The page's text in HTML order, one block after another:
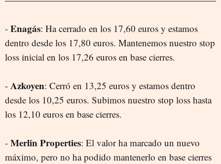
- Enagás: Ha cerrado en los 17,60 euros y estamos
dentro desde los 17,80 euros. Mantenemos nuestro stop
loss inicial en los 17,26 euros en base cierres.
- Azkoyen: Cerró en 13,25 euros y estamos dentro
desde los 10,25 euros. Subimos nuestro stop loss hasta
los 12,10 euros en base cierres.
- Merlin Properties: El valor ha marcado un nuevo
máximo, pero no ha podido mantenerlo en base cierres